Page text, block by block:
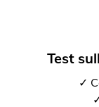
Test
✓